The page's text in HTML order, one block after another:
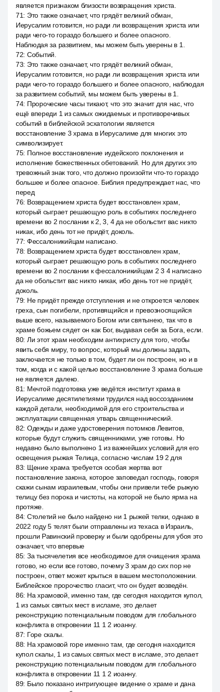
является признаком близости возвращения христа.
71: Это также означает, что грядёт великий обман,
Иерусалим готовится, но ради ли возвращения христа или
ради чего-то гораздо большего и более опасного.
Наблюдая за развитием, мы можем быть уверены в 1.
72: Событий.
73: Это также означает, что грядёт великий обман,
Иерусалим готовится, но ради ли возвращения христа или
ради чего-то гораздо большего и более опасного, наблюдая
за развитием событий, мы можем быть уверены в 1.
74: Пророческие часы тикают, что это значит для нас, что
ещё впереди 1 из самых ожидаемых и противоречивых
событий в библейской эсхатологии является
восстановление 3 храма в Иерусалиме для многих это
символизирует.
75: Полное восстановление иудейского поклонения и
исполнение божественных обетований. Но для других это
тревожный знак того, что должно произойти что-то гораздо
большее и более опасное. Библия предупреждает нас, что
перед
76: Возвращением христа будет восстановлен храм,
который сыграет решающую роль в событиях последнего
времени во 2 послании к 2, 3, 4 да не обольстит вас никто
никак, ибо день тот не придёт, доколь.
77: Фессалоникийцам написано.
78: Возвращением христа будет восстановлен храм,
который сыграет решающую роль в событиях последнего
времени во 2 послании к фессалоникийцам 2 3 4 написано
да не обольстит вас никто никак, ибо день тот не придёт,
доколь.
79: Не придёт прежде отступления и не откроется человек
греха, сын погибели, противящийся и превозносящийся
выше всего, называемого Богом или святынею, так что в
храме божьем сядет он как Бог, выдавая себя за Бога, если.
80: Ли этот храм необходим антихристу для того, чтобы
явить себя миру, то вопрос, который мы должны задать,
заключается не только в том, будет ли он построен, но и в
том, когда и с какой целью восстановление 3 храма больше
не является далеко.
81: Мечтой подготовка уже ведётся институт храма в
Иерусалиме десятилетиями трудился над воссозданием
каждой детали, необходимой для его строительства и
эксплуатации священная утварь священнический.
82: Одежды и даже удостоверения потомков Левитов,
которые будут служить священниками, уже готовы. Но
недавно было выполнено 1 из важнейших условий для его
освещения рыжая Телица, согласно числам 19 2 для
83: Щение храма требуется особая жертва вот
постановление закона, которое заповедал господь, говоря
скажи сынам израилевым, чтобы они привели тебе рыжую
телицу без порока и чистоты, на которой не было ярма на
протяже.
84: Столетий не было найдено ни 1 рыжей телки, однако в
2022 году 5 телят были отправлены из техаса в Израиль,
прошли Равинский проверку и были одобрены для убоя это
означает, что впервые
85: За тысячелетия все необходимое для очищения храма
готово, но если все готово, почему 3 храм до сих пор не
построен, ответ может крыться в вашем местоположении.
Библейское пророчество гласит, что он будет возведён.
86: На храмовой, именно там, где сегодня находится купол,
1 из самых святых мест в исламе, это делает
реконструкцию потенциальным поводом для глобального
конфликта в откровении 11 1 2 иоанну.
87: Горе скалы.
88: На храмовой горе именно там, где сегодня находится
купол скалы, 1 из самых святых мест в исламе, это делает
реконструкцию потенциальным поводом для глобального
конфликта в откровении 11 1 2 иоанну.
89: Было показано интригующее видение о храме и дана